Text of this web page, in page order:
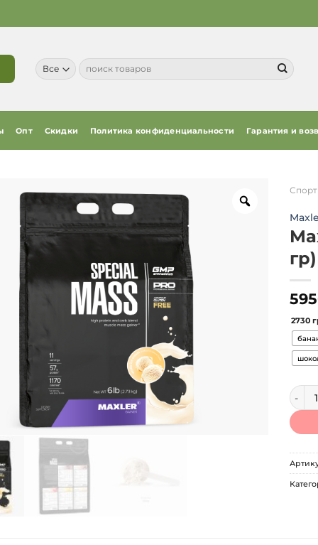
Искать:
Опт Скидки Политика конфиденциальности Гарантия и
гр)
2730